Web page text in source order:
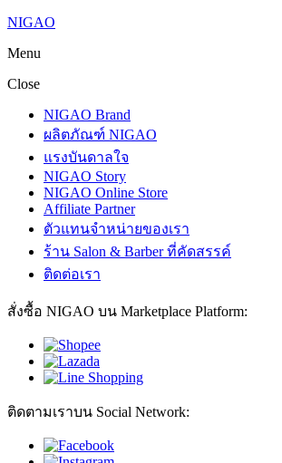
NIGAO
Menu
Close
NIGAO Brand
ผลิตภัณฑ์ NIGAO
แรงบันดาลใจ
NIGAO Story
NIGAO Online Store
Affiliate Partner
ตัวแทนจำหน่ายของเรา
ร้าน Salon & Barber ที่คัดสรรค์
ติดต่อเรา
สั่งซื้อ NIGAO บน Marketplace Platform:
ติดตามเราบน Social Network: